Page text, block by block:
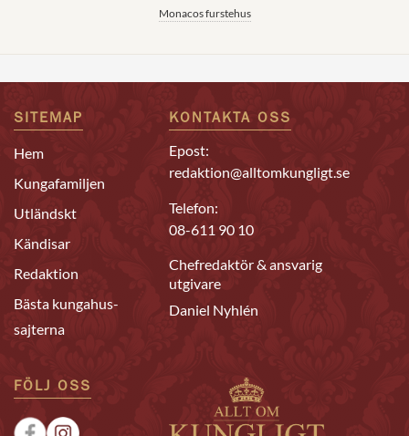
Monacos furstehus
SITEMAP
Hem
Kungafamiljen
Utländskt
Kändisar
Redaktion
Bästa kungahus-
sajterna
KONTAKTA OSS
Epost:
redaktion@alltomkungligt.se
Telefon:
08-611 90 10
Chefredaktör & ansvarig
utgivare
Daniel Nyhlén
FÖLJ OSS